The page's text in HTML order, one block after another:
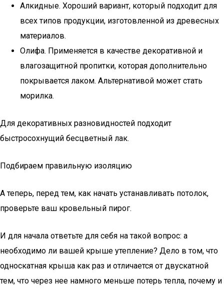
Алкидные. Хороший вариант, который подходит для
всех типов продукции, изготовленной из древесных
материалов.
Олифа. Применяется в качестве декоративной и
влагозащитной пропитки, которая дополнительно
покрывается лаком. Альтернативой может стать
морилка.
Для декоративных разновидностей подходит
быстросохнущий бесцветный лак.
Подбираем правильную изоляцию
А теперь, перед тем, как начать устанавливать потолок,
проверьте ваш кровельный пирог.
И для начала ответьте для себя на такой вопрос: а
необходимо ли вашей крыше утепление? Дело в том, что
односкатная крыша как раз и отличается от двускатной
тем, что через нее намного меньше потерь тепла, почему и